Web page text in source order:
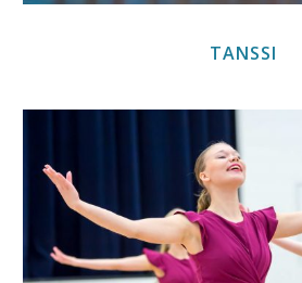
TANSSI